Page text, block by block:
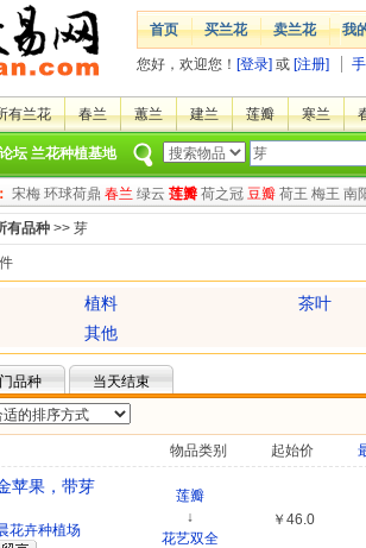
首页 买兰花 卖兰花 我
您好，欢迎您！ [登录] 或 [注册]
有兰花 春兰 蕙兰 建兰 莲瓣 寒兰
坛 兰花种植基地
宋梅 环球荷鼎 春兰 绿云 莲瓣 荷之冠 豆瓣 荷王 梅王 南
有品种 >> 芽
件
植料
茶叶
其他
品种
当天结束
物品类别 起始价
苹果，带芽
花卉种植场
莲瓣
↓
花艺双全
￥46.0